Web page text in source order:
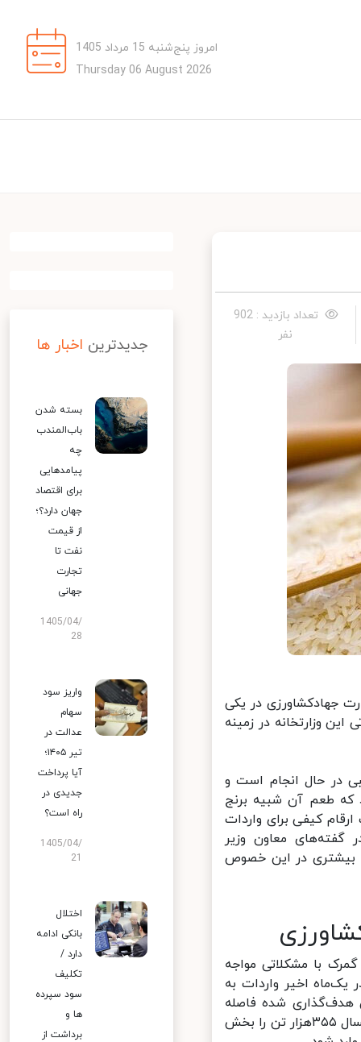
امروز پنج‌شنبه 15 مرداد 1405
Thursday 06 August 2026
تعداد بازدید : 902
نفر
جهادکشاورزی در یکی
وزارتخانه در زمینه
در حال انجام است و
که طعم آن شبیه برنج
ارقام کیفی برای واردات
گفته‌های معاون وزیر
بیشتری در این خصوص
با مشکلاتی مواجه
اخیر واردات به
هدف‌گذاری شده فاصله
دارد. آمارها نشان می‌دهد از مجموع ۳۹۰هزار تن برنج وارد شده از ابتدای امسال ۳۵۵هزار تن را بخش
جدیدترین اخبار ها
بسته شدن
باب‌المندب
چه
پیامدهایی
برای اقتصاد
جهان دارد؟؛
از قیمت
نفت تا
تجارت
جهانی
1405/04/
28
واریز سود
سهام
عدالت در
تیر ۱۴۰۵؛
آیا پرداخت
جدیدی در
راه است؟
1405/04/
اختلال
بانکی ادامه
دارد /
تکلیف
سود سپرده
ها و
برداشت از